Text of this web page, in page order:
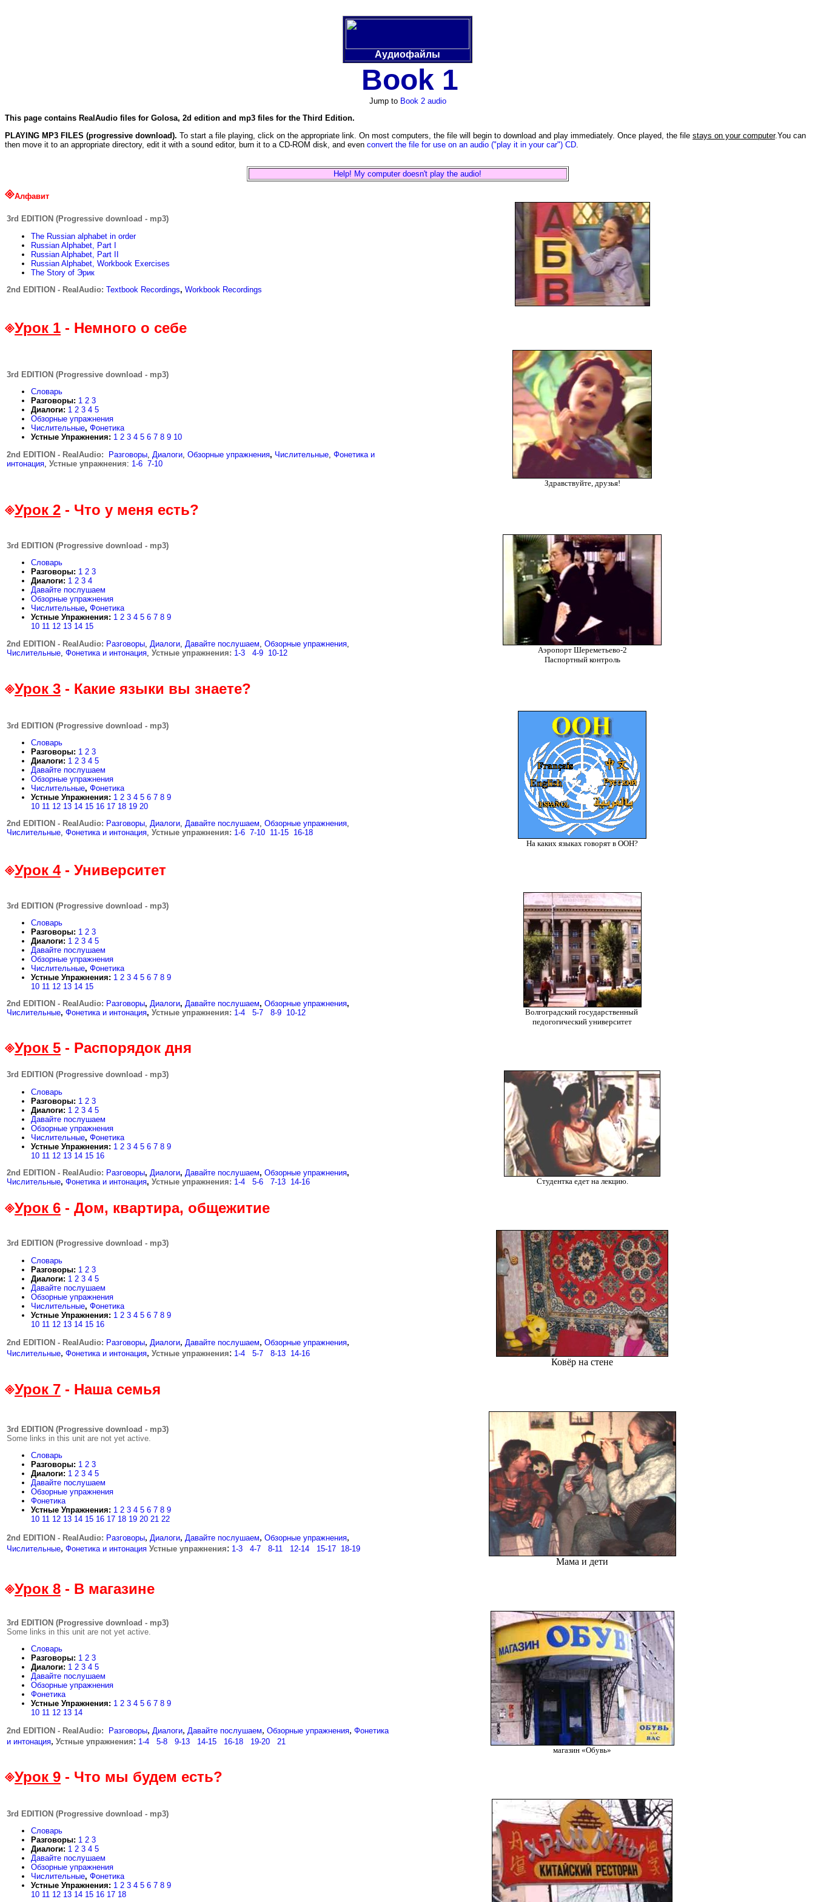
Аудиофайлы
Book 1
Jump to Book 2 audio
This page contains RealAudio files for Golosa, 2d edition and mp3 files for the Third Edition.
PLAYING MP3 FILES (progressive download). To start a file playing, click on the appropriate link. On most computers, the file will begin to download and play immediately. Once played, the file stays on your computer.You can
then move it to an appropriate directory, edit it with a sound editor, burn it to a CD-ROM disk, and even convert the file for use on an audio ("play it in your car") CD
Help! My computer doesn't play the audio!
Алфавит
3rd EDITION (Progressive download - mp3)
The Russian alphabet in order
Russian Alphabet, Part I
Russian Alphabet, Part II
Russian Alphabet, Workbook Exercises
The Story of Эрик
2nd EDITION - RealAudio: Textbook Recordings, Workbook Recordings
Урок 1 - Немного о себе
3rd EDITION (Progressive download - mp3)
Словарь
Разговоры: 1 2 3
Диалоги: 1 2 3 4 5
Обзорные упражнения
Числительные, Фонетика
Устные Упражнения: 1 2 3 4 5 6 7 8 9 10
2nd EDITION - RealAudio:
Разговоры Диалоги Обзорные упражнения, Числительные Фонетика и
интонация Устные упражнения: 1-6 7-10
Здравствуйте, друзья!
Урок 2 - Что у меня есть?
3rd EDITION (Progressive download - mp3)
Словарь
Разговоры: 1 2 3
Диалоги: 1 2 3 4
Давайте послушаем
Обзорные упражнения
Числительные, Фонетика
Устные Упражнения: 1 2 3 4 5 6 7 8 9
10 11 12 13 14 15
2nd EDITION - RealAudio: Разговоры Диалоги Давайте послушаем Обзорные упражнения
Числительные Фонетика и интонация Устные упражнения: 1-3 4-9 10-12
Аэропорт Шереметьево-2
Паспортный контроль
Урок 3 - Какие языки вы знаете?
3rd EDITION (Progressive download - mp3)
Словарь
Разговоры: 1 2 3
Диалоги: 1 2 3 4 5
Давайте послушаем
Обзорные упражнения
Числительные, Фонетика
Устные Упражнения: 1 2 3 4 5 6 7 8 9
10 11 12 13 14 15 16 17 18 19 20
2nd EDITION - RealAudio: Разговоры, Диалоги, Давайте послушаем, Обзорные упражнения,
Числительные, Фонетика и интонация, Устные упражнения: 1-6 7-10 11-15 16-18
На каких языках говорят в ООН?
Урок 4- Университет
3rd EDITION (Progressive download - mp3)
Словарь
Разговоры: 1 2 3
Диалоги: 1 2 3 4 5
Давайте послушаем
Обзорные упражнения
Числительные, Фонетика
Устные Упражнения: 1 2 3 4 5 6 7 8 9
10 11 12 13 14 15
2nd EDITION - RealAudio: Разговоры, Диалоги, Давайте послушаем, Обзорные упражнения,
Числительные, Фонетика и интонация, Устные упражнения: 1-4 5-7 8-9 10-12
Волгоградский государственный
педогогический университет
Урок 5 - Распорядок дня
3rd EDITION (Progressive download - mp3)
Словарь
Разговоры: 1 2 3
Диалоги: 1 2 3 4 5
Давайте послушаем
Обзорные упражнения
Числительные, Фонетика
Устные Упражнения: 1 2 3 4 5 6 7 8 9
10 11 12 13 14 15 16
2nd EDITION - RealAudio: Разговоры, Диалоги, Давайте послушаем, Обзорные упражнения,
Числительные, Фонетика и интонация, Устные упражнения: 1-4 5-6 7-13 14-16 Студентка едет на лекцию.
Урок 6 - Дом, квартира, общежитие
3rd EDITION (Progressive download - mp3)
Словарь
Разговоры: 1 2 3
Диалоги: 1 2 3 4 5
Давайте послушаем
Обзорные упражнения
Числительные, Фонетика
Устные Упражнения: 1 2 3 4 5 6 7 8 9
10 11 12 13 14 15 16
2nd EDITION - RealAudio: Разговоры, Диалоги, Давайте послушаем, Обзорные упражнения,
Числительные, Фонетика и интонация, Устные упражнения: 1-4 5-7 8-13 14-16
Ковёр на стене
Урок 7 - Наша семья
3rd EDITION (Progressive download - mp3)
Some links in this unit are not yet active.
Словарь
Разговоры: 1 2 3
Диалоги: 1 2 3 4 5
Давайте послушаем
Обзорные упражнения
Фонетика
Устные Упражнения: 1 2 3 4 5 6 7 8 9
10 11 12 13 14 15 16 17 18 19 20 21 22
2nd EDITION - RealAudio: Разговоры, Диалоги, Давайте послушаем, Обзорные упражнения,
Числительные, Фонетика и интонация Устные упражнения: 1-3 4-7 8-11 12-14 15-17 18-19
Мама и дети
Урок 8 - В магазине
3rd EDITION (Progressive download - mp3)
Some links in this unit are not yet active.
Словарь
Разговоры: 1 2 3
Диалоги: 1 2 3 4 5
Давайте послушаем
Обзорные упражнения
Фонетика
Устные Упражнения: 1 2 3 4 5 6 7 8 9
10 11 12 13 14
2nd EDITION - RealAudio: Разговоры, Диалоги, Давайте послушаем, Обзорные упражнения, Фонетика
и интонация, Устные упражнения: 1-4 5-8 9-13 14-15 16-18 19-20
21
магазин «Обувь»
Урок 9 - Что мы будем есть?
3rd EDITION (Progressive download - mp3)
Словарь
Разговоры: 1 2 3
Диалоги: 1 2 3 4 5
Давайте послушаем
Обзорные упражнения
Числительные, Фонетика
Устные Упражнения: 1 2 3 4 5 6 7 8 9
10 11 12 13 14 15 16 17 18